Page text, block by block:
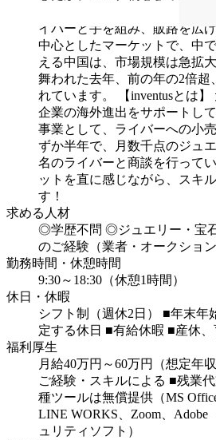
イバーと手を組み、販路を広げ
中心としたマーケットで、中
える中国は、市場規模は急拡
舞われた去年、前の年の2倍超
れています。
【inventusとは】
企業の海外進出をサポートし
事業として、ライバーへの小
ずか半年で、月数千点のジュ
名のライバーと商談を行って
ットを直に感じながら、スキ
す！
求める人材
◎学歴不問 ◎ジュエリー・宝
のご経験（業者・オークション
勤務時間・休憩時間
9:30～18:30（休憩1時間）
休日・休暇
シフト制（週休2日）
■年末年
定する休日 ■有給休暇 ■産休
福利厚生
月給40万円～60万円（想定年
ご経験・スキルによる ■残業
種ツールは無償提供（MS
LINE WORKS、Zoom、Adobe
ュリティソフト）